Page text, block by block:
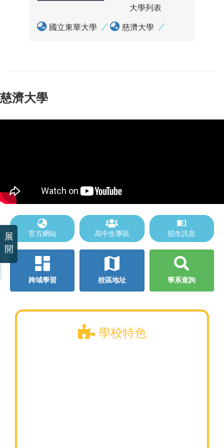
大學列表
國立東華大學 慈濟大學
慈濟大學
官方網站 高中生專區 招生訊息
跨域學習 校區地址 學系查詢
學校特色
展
開